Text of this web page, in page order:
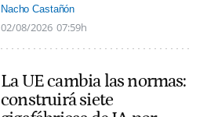
Nacho Castañón
02/08/2026 07:59h
La UE cambia las normas:
construirá siete